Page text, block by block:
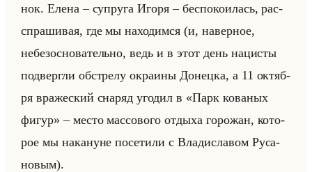
нок. Елена – су­пру­га Игоря – бес­по­ко­илась, рас­
спра­ши­вая, где мы на­хо­дим­ся (и, на­вер­ное,
небез­осно­ва­тельно, ведь и в этот день на­ци­сты
под­верг­ли об­стре­лу окра­ины До­нец­ка, а 11 ок­тяб­
ря вра­же­ский сна­ряд уго­дил в «Парк кованых
фигур» – место мас­со­во­го от­ды­ха го­ро­жан, ко­то­
рое мы на­ка­нуне по­се­ти­ли с Вла­ди­сла­вом Ру­са­
но­вым).